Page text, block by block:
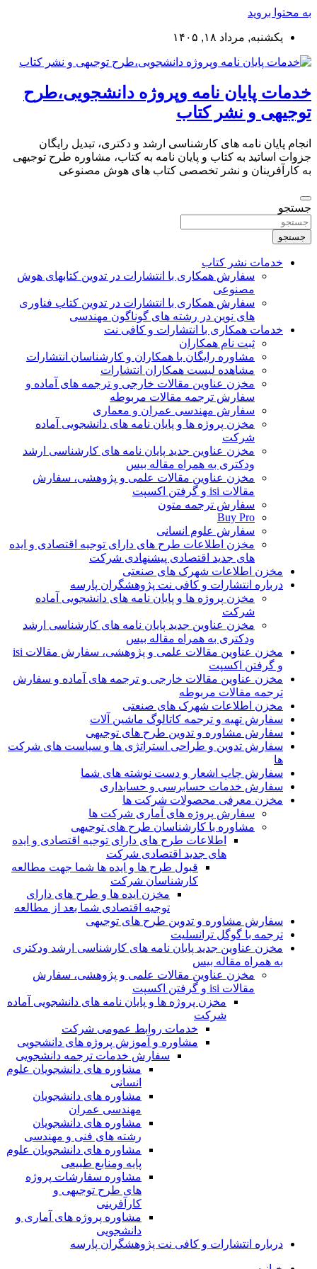
به محتوا بروید
یکشنبه, مرداد ۱۸, ۱۴۰۵
خدمات پایان نامه وپروژه دانشجویی،طرح
توجیهی و نشر کتاب
انجام پایان نامه های کارشناسی ارشد و دکتری، تبدیل رایگان
جزوات اساتید به کتاب و پایان نامه به کتاب، مشاوره طرح توجیهی
به کارآفرینان و نشر تخصصی کتاب های هوش مصنوعی
جستجو
جستجو
خدمات نشر کتاب
سفارش همکاری با انتشارات در تدوین کتابهای هوش
مصنوعی
سفارش همکاری با انتشارات در تدوین کتاب فناوری
های نوین در رشته های گوناگون مهندسی
خدمات همکاری با انتشارات و کافی نت
ثبت نام همکاران
مشاوره رایگان با همکاران و کارشناسان انتشارات
مشاهده لیست همکاران انتشارات
مخزن عناوین مقالات خارجی و ترجمه های آماده و
سفارش ترجمه مقالات مربوطه
سفارش مهندسی عمران و معماری
مخزن پروژه ها و پایان نامه های دانشجویی آماده
شرکت
مخزن عناوین جدید پایان نامه های کارشناسی ارشد
ودکتری به همراه مقاله بیس
مخزن عناوین مقالات علمی و پژوهشی، سفارش
مقالات isi و گرفتن اکسپت
سفارش ترجمه متون
Buy Pro
سفارش علوم انسانی
مخزن اطلاعات طرح های دارای توجیه اقتصادی و ایده
های جدید اقتصادی پیشنهادی شرکت
مخزن اطلاعات شهرک های صنعتی
درباره انتشارات و کافی نت پژوهشگران پارسه
مخزن پروژه ها و پایان نامه های دانشجویی آماده
شرکت
مخزن عناوین جدید پایان نامه های کارشناسی ارشد
ودکتری به همراه مقاله بیس
مخزن عناوین مقالات علمی و پژوهشی، سفارش مقالات isi
و گرفتن اکسپت
مخزن عناوین مقالات خارجی و ترجمه های آماده و سفارش
ترجمه مقالات مربوطه
مخزن اطلاعات شهرک های صنعتی
سفارش تهیه و ترجمه کاتالوگ ماشین آلات
سفارش مشاوره و تدوین طرح های توجیهی
سفارش تدوین و طراحی استراتژی ها و سیاست های شرکت
ها
سفارش چاپ اشعار و دست نوشته های شما
سفارش خدمات حسابرسی و حسابداری
مخزن معرفی محصولات شرکت ها
سفارش پروژه های آماری شرکت ها
مشاوره با کارشناسان طرح های توجیهی
اطلاعات طرح های دارای توجیه اقتصادی و ایده
های جدید اقتصادی شرکت
قبول طرح ها و ایده ها شما جهت مطالعه
کارشناسان شرکت
مخزن ایده ها و طرح های دارای
توجیه اقتصادی شما بعد از مطالعه
سفارش مشاوره و تدوین طرح های توجیهی
ترجمه با گوگل ترانسلیت
مخزن عناوین جدید پایان نامه های کارشناسی ارشد ودکتری
به همراه مقاله بیس
مخزن عناوین مقالات علمی و پژوهشی، سفارش
مقالات isi و گرفتن اکسپت
مخزن پروژه ها و پایان نامه های دانشجویی آماده
شرکت
خدمات روابط عمومی شرکت
مشاوره و آموزش پروژه های دانشجویی
سفارش خدمات ترجمه دانشجویی
مشاوره های دانشجویان علوم
انسانی
مشاوره های دانشجویان
مهندسی عمران
مشاوره های دانشجویان
رشته های فنی و مهندسی
مشاوره های دانشجویان علوم
پایه ومنابع طبیعی
مشاوره سفارشات پروژه
های طرح توجیهی و
کارآفرینی
مشاوره پروژه های آماری و
دانشجویی
درباره انتشارات و کافی نت پژوهشگران پارسه